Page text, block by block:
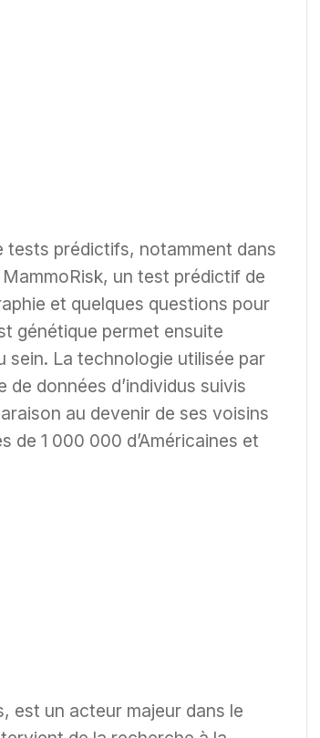
tests prédictifs, notamment dans
un test prédictif de
et quelques questions pour
génétique permet ensuite
sein. La technologie utilisée par
de données d’individus suivis
au devenir de ses voisins
de 1 000 000 d’Américaines et
est un acteur majeur dans le